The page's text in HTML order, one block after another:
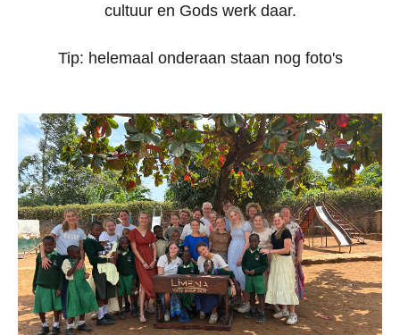
cultuur en Gods werk daar.
Tip: helemaal onderaan staan nog foto's